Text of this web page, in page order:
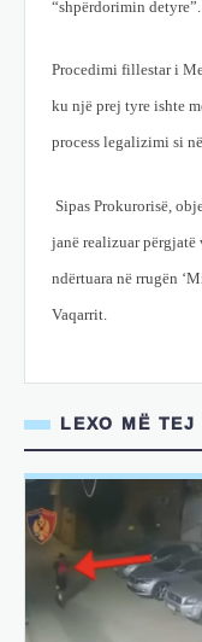
“shpërdorimin detyre”.
Procedimi fillestar i
ku një prej tyre ishte
process legalizimi si
Sipas Prokurorisë,
janë realizuar përgjatë
ndërtuara në rrugën
Vaqarrit.
LEXO MË TEJ